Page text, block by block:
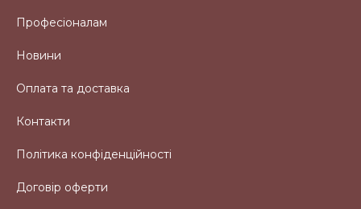
Професіоналам
Новини
Оплата та доставка
Контакти
Політика конфіденційності
Договір оферти